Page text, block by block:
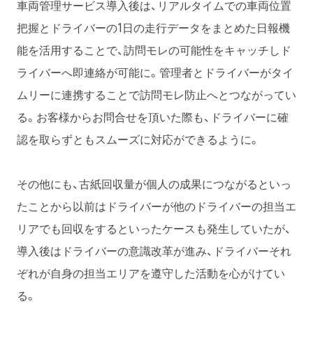
車両管理サービス導入後は、リアルタイムでの車両位置
把握とドライバーの1日の走行データをまとめた日報機
能を活用することで、訪問モレの可能性をキャッチしド
ライバーへ即連絡が可能に。管理者とドライバーがタイ
ムリーに連携することで訪問モレ防止へとつながってい
る。お客様からお問合せを頂いた際も、ドライバーに確
認を取らずともスムーズに対応ができるように。
その他にも、古紙回収量が個人の成果につながるといっ
たことから以前はドライバーが他のドライバーの担当エ
リアでも回収をするといったケースも発生していたが、
導入後はドライバーの意識改革が進み、ドライバーそれ
ぞれが自身の担当エリアを遵守した活動を心がけてい
る。